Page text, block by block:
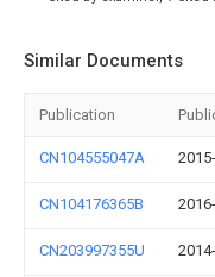
Similar Documents
Publication
CN104555047A
CN104176365B
CN203997355U